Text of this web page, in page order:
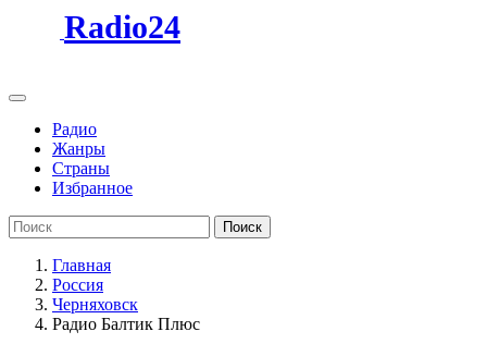
Radio24
Радио
Жанры
Страны
Избранное
Поиск
Главная
Россия
Черняховск
Радио Балтик Плюс